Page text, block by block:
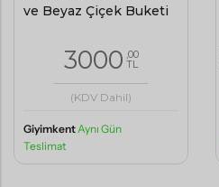
ve Beyaz Çiçek Buketi
3000 ,00
TL
(KDV Dahil)
Giyimkent Aynı Gün
Teslimat